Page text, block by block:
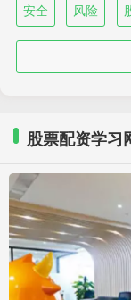
安全 风险
股票配资学习